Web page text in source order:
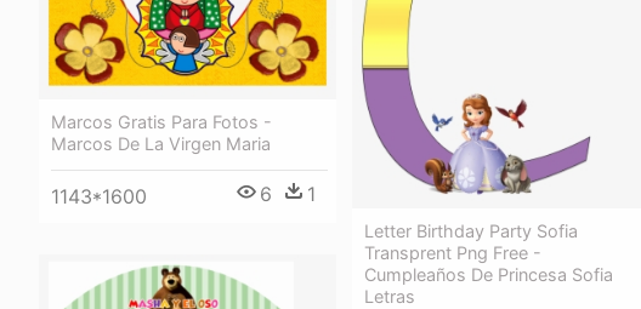
Marcos Gratis Para Fotos -
Marcos De La Virgen Maria
1143*1600 6 1
Letter Birthday Party Sofia
Transprent Png Free -
Cumpleaños De Princesa Sofia
Letras